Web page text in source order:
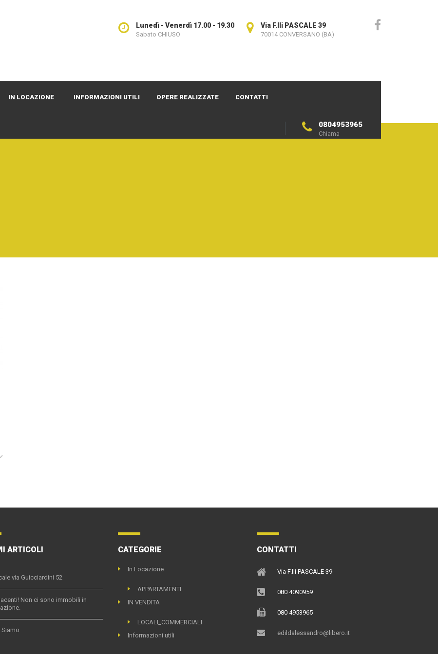
Via F.lli PASCALE 39
70014 CONVERSANO (BA)
Lunedì - Venerdì 17.00 - 19.30
Sabato CHIUSO
IN LOCAZIONE INFORMAZIONI UTILI OPERE REALIZZATE CONTATTI
0804953965
Chiama
ARTICOLI
via Guicciardini 52
Non ci sono immobili in
Siamo
CATEGORIE
In Locazione
APPARTAMENTI
IN VENDITA
LOCALI_COMMERCIALI
Informazioni utili
CONTATTI
Via F.lli PASCALE 39
080 4090959
080 4953965
edildalessandro@libero.it